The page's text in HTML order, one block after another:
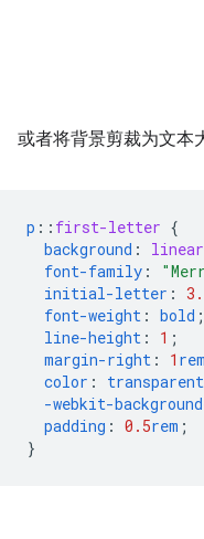
或者将背景剪裁为文本
p :: first-letter {
background :
font-family :
initial-letter :
font-weight : bold ;
line-height : 1 ;
margin-right : 1 rem
color : transparent
-webkit-
padding : 0.5rem ;
}